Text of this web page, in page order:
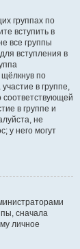
группах по
вступить в
все группы
вступления в
по
в группе,
соответствующей
в группе и
не
у него могут
сначала
личное